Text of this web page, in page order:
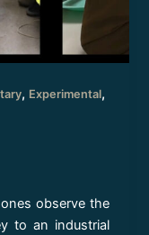
, Experimental,
observe the
to an industrial